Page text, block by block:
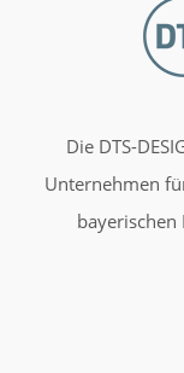
Die DTS-
Unternehmen